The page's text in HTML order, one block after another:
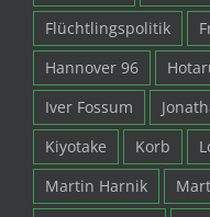
Flüchtlingspolitik
Hannover 96
Iver Fossum
Kiyotake
Korb
Martin Harnik